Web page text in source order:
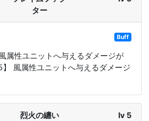
ター
Buff
属性ユニットへ与えるダメージが
風属性ユニットへ与えるダメージ
烈火の纏い lv 5